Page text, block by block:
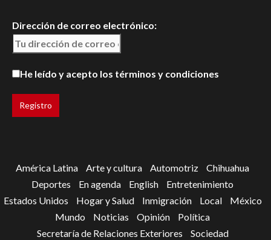
Dirección de correo electrónico:
He leído y acepto los términos y condiciones
América Latina Arte y cultura Automotriz
Chihuahua
Deportes
En agenda English
Entretenimiento
Estados Unidos
Hogar y Salud Inmigración Local
México
Mundo
Noticias Opinión
Política
Secretaría de Relaciones Exteriores
Sociedad